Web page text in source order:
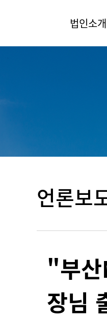
법인소개
인사말
운영위원회
언론보
"부산
장님